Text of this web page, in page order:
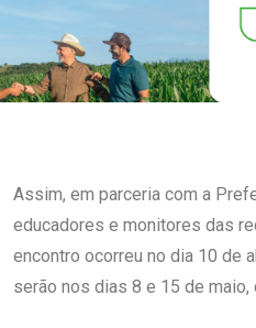
Assim, em parceria com a
educadores e monitores das
encontro ocorreu no dia 10 de
serão nos dias 8 e 15 de maio,